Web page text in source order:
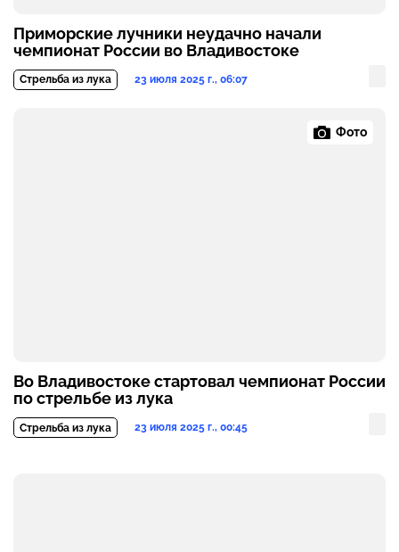
Приморские лучники неудачно начали
чемпионат России во Владивостоке
Стрельба из лука 23 июля 2025 г., 06:07
Фото
Во Владивостоке стартовал чемпионат России
по стрельбе из лука
Стрельба из лука 23 июля 2025 г., 00:45